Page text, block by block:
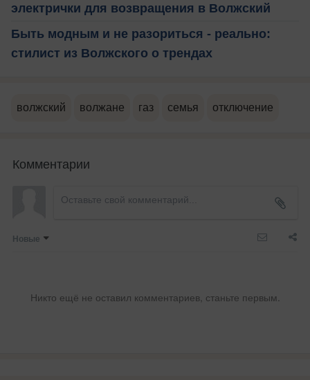
электрички для возвращения в Волжский
Быть модным и не разориться - реально:
стилист из Волжского о трендах
волжский волжане газ семья отключение
Комментарии
Новые
Никто ещё не оставил комментариев, станьте первым.